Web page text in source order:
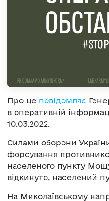
Про це повідомляє
в оперативній
10.03.2022.
Силами оборони
форсування
населеного пункту
відкинуто, населений
На Миколаївському